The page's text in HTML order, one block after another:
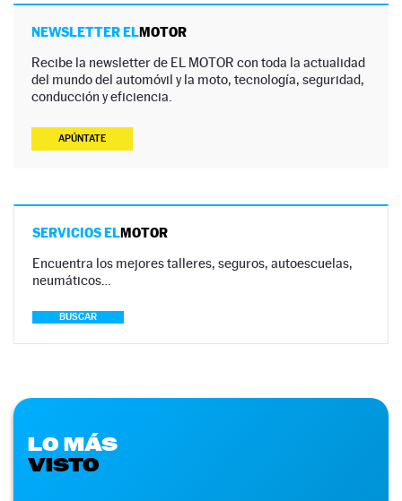
NEWSLETTER ELMOTOR
Recibe la newsletter de EL MOTOR con toda la actualidad
del mundo del automóvil y la moto, tecnología, seguridad,
conducción y eficiencia.
APÚNTATE
SERVICIOS ELMOTOR
Encuentra los mejores talleres, seguros, autoescuelas,
neumáticos…
BUSCAR
LO MÁS
VISTO